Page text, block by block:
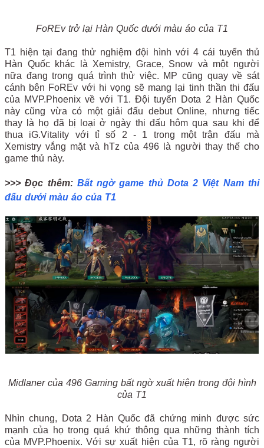
FoREv trở lại Hàn Quốc dưới màu áo của T1
T1 hiện tại đang thử nghiệm đội hình với 4 cái tuyển thủ
Hàn Quốc khác là Xemistry, Grace, Snow và một người
nữa đang trong quá trình thử việc. MP cũng quay về sát
cánh bên FoREv với hi vọng sẽ mang lại tinh thần thi đấu
của MVP.Phoenix về với T1. Đội tuyển Dota 2 Hàn Quốc
này cũng vừa có một giải đấu debut Online, nhưng tiếc
thay là họ đã bị loại ở ngày thi đấu hôm qua sau khi để
thua iG.Vitality với tỉ số 2 - 1 trong một trận đấu mà
Xemistry vắng mặt và hTz của 496 là người thay thế cho
game thủ này.
>>> Đọc thêm: Bất ngờ game thủ Dota 2 Việt Nam thi
đấu dưới màu áo của T1
Midlaner của 496 Gaming bất ngờ xuất hiện trong đội hình
của T1
Nhìn chung, Dota 2 Hàn Quốc đã chứng minh được sức
mạnh của họ trong quá khứ thông qua những thành tích
của MVP.Phoenix. Với sự xuất hiện của T1, rõ ràng người